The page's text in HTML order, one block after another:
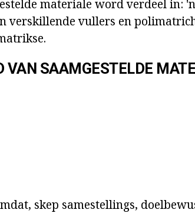
materiale word verdeel in:
verskillende vullers en
VAN SAAMGESTELDE
skep samestellings,